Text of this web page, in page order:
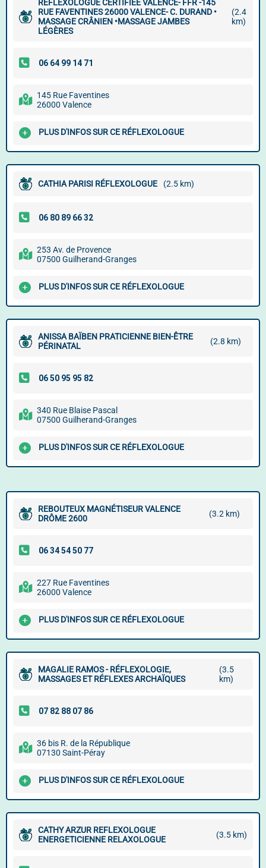
REFLEXOLOGUE CERTIFIÉE VALENCE- FFR -145
RUE FAVENTINES 26000 VALENCE- C. DURAND •
MASSAGE CRÂNIEN •MASSAGE JAMBES
LÉGÈRES
(2.4
km)
145 Rue Faventines
26000 Valence
PLUS D'INFOS SUR CE RÉFLEXOLOGUE
CATHIA PARISI RÉFLEXOLOGUE (2.5 km)
253 Av. de Provence
07500 Guilherand-Granges
PLUS D'INFOS SUR CE RÉFLEXOLOGUE
ANISSA BAÏBEN PRATICIENNE BIEN-ÊTRE
PÉRINATAL
(2.8 km)
340 Rue Blaise Pascal
07500 Guilherand-Granges
PLUS D'INFOS SUR CE RÉFLEXOLOGUE
REBOUTEUX MAGNÉTISEUR VALENCE
DRÔME 2600
(3.2 km)
227 Rue Faventines
26000 Valence
PLUS D'INFOS SUR CE RÉFLEXOLOGUE
MAGALIE RAMOS - RÉFLEXOLOGIE,
MASSAGES ET RÉFLEXES ARCHAÏQUES
(3.5
km)
36 bis R. de la République
07130 Saint-Péray
PLUS D'INFOS SUR CE RÉFLEXOLOGUE
CATHY ARZUR REFLEXOLOGUE
ENERGETICIENNE RELAXOLOGUE
(3.5 km)